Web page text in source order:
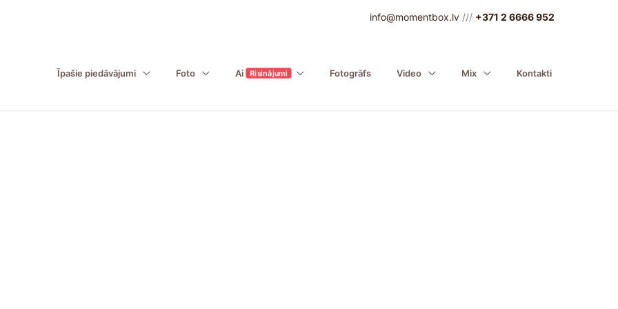
info@momentbox.lv /// +371 2 6666 952
Īpašie piedāvājumi Foto Ai Risinājumi Fotogrāfs Video Mix Kontakti